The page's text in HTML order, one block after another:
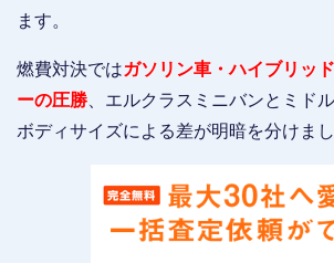
ます。
燃費対決ではガソリン車・ハイブリッ
ーの圧勝 、エルクラスミニバンとミド
ボディサイズによる差が明暗を分けまし